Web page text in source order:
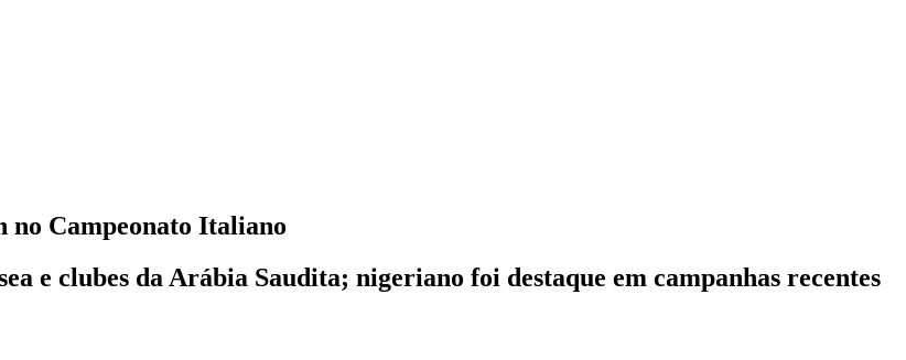
no Campeonato Italiano
e clubes da Arábia Saudita; nigeriano foi destaque em campanhas recentes